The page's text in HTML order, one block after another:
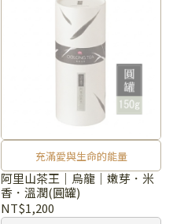
充滿愛與生命的能量
阿里山茶王｜烏龍｜嫩芽．米
香．溫潤(圓罐)
NT$1,200